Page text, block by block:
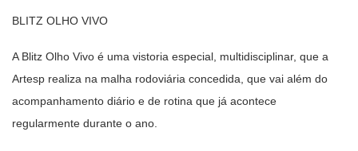
BLITZ OLHO VIVO
A Blitz Olho Vivo é uma vistoria especial, multidisciplinar, que a
Artesp realiza na malha rodoviária concedida, que vai além do
acompanhamento diário e de rotina que já acontece
regularmente durante o ano.